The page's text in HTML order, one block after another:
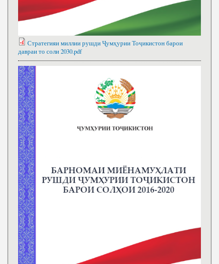
Стратегияи миллии рушди Ҷумҳурии Тоҷикистон барои
давраи то соли 2030.pdf